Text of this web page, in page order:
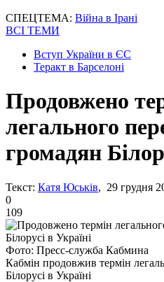
СПЕЦТЕМА: Війна в Ірані
ВСІ ТЕМИ
Вступ України в ЄС
Теракт в Барселоні
Продовжено
легального
громадян
Текст: Катя Юськів, 29 грудня
0
109
Фото: Пресс-служба Кабмина
Кабмін продовжив термін
Білорусі в Україні